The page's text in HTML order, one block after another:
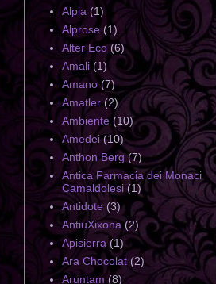
Alpia (1)
Alprose (1)
Alter Eco (6)
Amali (1)
Amano (7)
Amatler (2)
Ambiente (10)
Amedei (10)
Anthon Berg (7)
Antica Farmacia dei Monaci
Camaldolesi (1)
Antidote (3)
AntiuXixona (2)
Apisierra (1)
Ara Chocolat (2)
Aruntam (8)